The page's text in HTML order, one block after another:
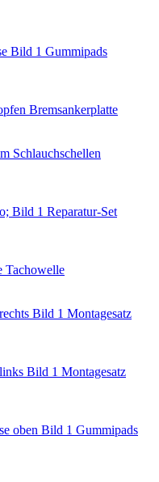
Gummipads
Bremsankerplatte
Schlauchschellen
Reparatur-Set
Tachowelle
Montagesatz
Montagesatz
Gummipads